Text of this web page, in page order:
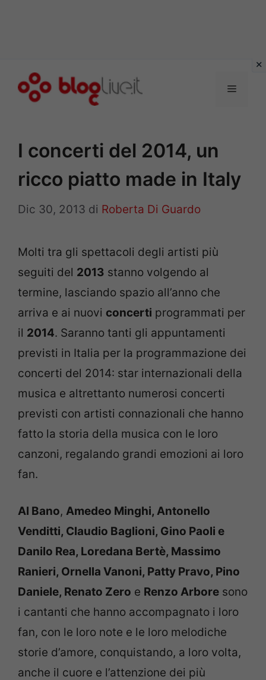
Menu
I concerti del 2014, un
ricco piatto made in Italy
Dic 30, 2013 di Roberta Di Guardo
Molti tra gli spettacoli degli artisti più
seguiti del 2013 stanno volgendo al
termine, lasciando spazio all’anno che
arriva e ai nuovi concerti programmati per
il 2014. Saranno tanti gli appuntamenti
previsti in Italia per la programmazione dei
concerti del 2014: star internazionali della
musica e altrettanto numerosi concerti
previsti con artisti connazionali che hanno
fatto la storia della musica con le loro
canzoni, regalando grandi emozioni ai loro
fan.
Al Bano, Amedeo Minghi, Antonello
Venditti, Claudio Baglioni, Gino Paoli e
Danilo Rea, Loredana Bertè, Massimo
Ranieri, Ornella Vanoni, Patty Pravo, Pino
Daniele, Renato Zero e Renzo Arbore sono
i cantanti che hanno accompagnato i loro
fan, con le loro note e le loro melodiche
storie d’amore, conquistando, a loro volta,
anche il cuore e l’attenzione dei più